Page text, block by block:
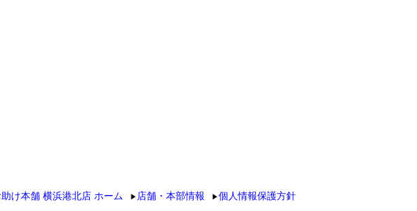
け本舗 横浜港北店 ホーム ▶ 店舗・本部情報 ▶個人情報保護方針